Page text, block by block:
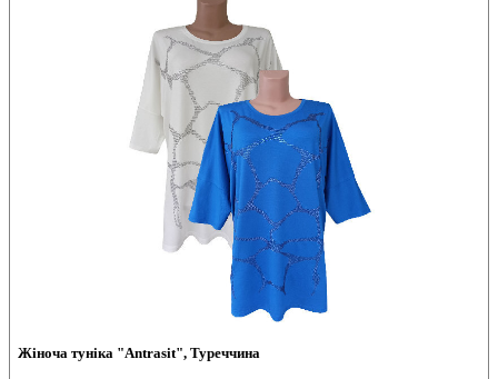
Жіноча туніка "Antrasit", Туреччина